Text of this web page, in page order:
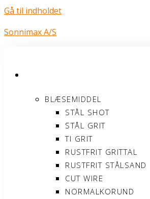
Gå til indholdet
Sonnimax A/S
BLÆSEMIDDEL
STÅL SHOT
STÅL GRIT
TI GRIT
RUSTFRIT GRITTAL
RUSTFRIT STÅLSAND
CUT WIRE
NORMALKORUND